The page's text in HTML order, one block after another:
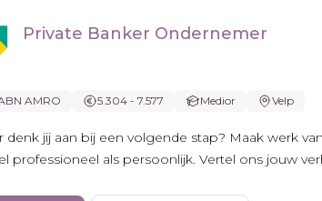
Private Banker Ondernemer
AMRO 5.304 - 7.577 Medior Velp
denk jij aan bij een volgende stap? Maak werk
professioneel als persoonlijk. Vertel ons jouw